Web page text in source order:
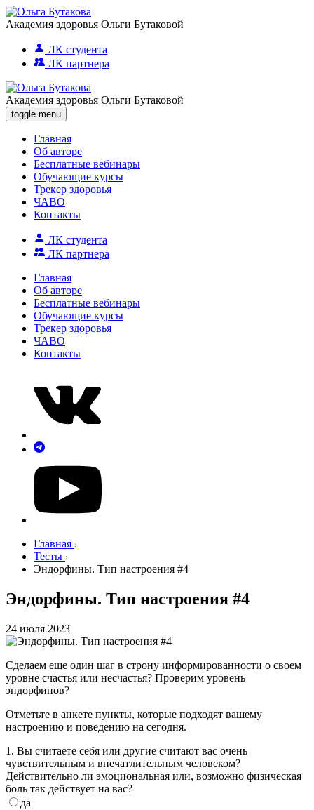
Академия здоровья Ольги Бутаковой
ЛК студента
ЛК партнера
Академия здоровья Ольги Бутаковой
toggle menu
Главная
Об авторе
Бесплатные вебинары
Обучающие курсы
Трекер здоровья
ЧАВО
Контакты
ЛК студента
ЛК партнера
Главная
Об авторе
Бесплатные вебинары
Обучающие курсы
Трекер здоровья
ЧАВО
Контакты
Главная
Тесты
Эндорфины. Тип настроения #4
Эндорфины. Тип настроения #4
24 июля 2023
Сделаем еще один шаг в строну информированности о своем
уровне счастья или несчастья? Проверим уровень
эндорфинов?
Отметьте в анкете пункты, которые подходят вашему
настроению и поведению на сегодня.
1. Вы считаете себя или другие считают вас очень
чувствительным и впечатлительным человеком?
Действительно ли эмоциональная или, возможно физическая
боль так действует на вас?
да